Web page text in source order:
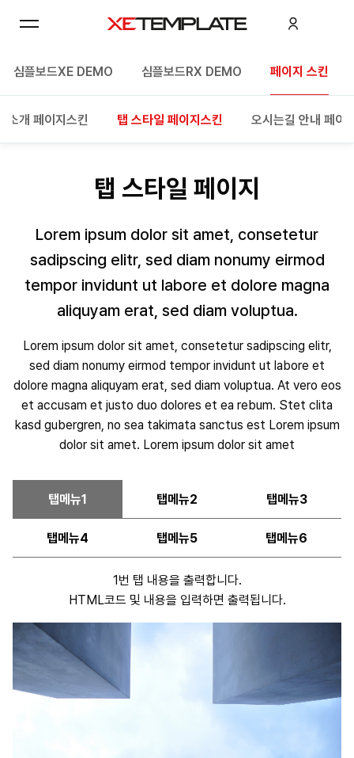
심플보드XE DEMO 심플보드RX DEMO 페이지 스킨
소개 페이지스킨 탭 스타일 페이지스킨 오시는길 안내 페이
탭 스타일 페이지
Lorem ipsum dolor sit amet, consetetur
sadipscing elitr, sed diam nonumy eirmod
tempor invidunt ut labore et dolore magna
aliquyam erat, sed diam voluptua.
Lorem ipsum dolor sit amet, consetetur sadipscing elitr,
sed diam nonumy eirmod tempor invidunt ut labore et
dolore magna aliquyam erat, sed diam voluptua. At vero eos
et accusam et justo duo dolores et ea rebum. Stet clita
kasd gubergren, no sea takimata sanctus est Lorem ipsum
dolor sit amet. Lorem ipsum dolor sit amet
탭메뉴1 탭메뉴2 탭메뉴3
탭메뉴4 탭메뉴5 탭메뉴6
1번 탭 내용을 출력합니다.
HTML코드 및 내용을 입력하면 출력됩니다.